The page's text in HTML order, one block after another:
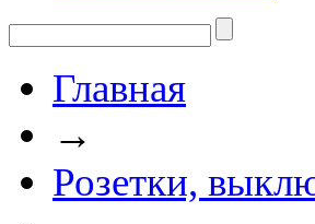
Главная
→
Розетки,